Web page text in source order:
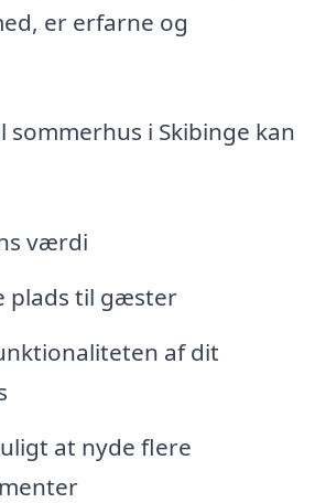
er erfarne og
sommerhus i Skibinge kan
værdi
plads til gæster
af dit
at nyde flere